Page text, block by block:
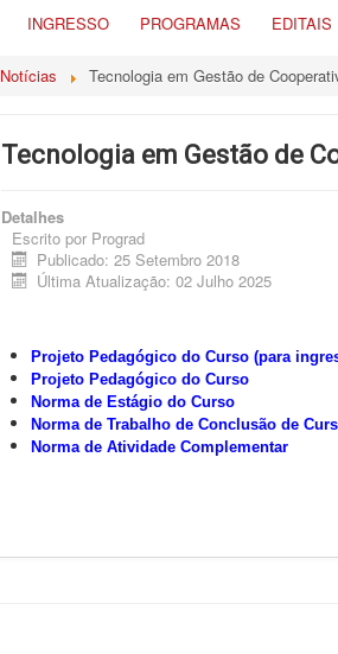
INGRESSO PROGRAMAS EDITAIS
Notícias Tecnologia em Gestão de
Tecnologia em Gestão de
Detalhes
Escrito por Prograd
Publicado: 25 Setembro 2018
Última Atualização: 02 Julho 2025
Projeto Pedagógico do Curso (para
Projeto Pedagógico do Curso
Norma de Estágio do Curso
Norma de Trabalho de Conclusão de
Norma de Atividade Complementar